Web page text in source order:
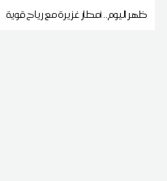
ظهر اليوم.. أمطار غزيرة مع رياح قوية